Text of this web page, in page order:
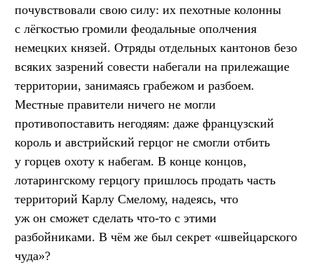
почувствовали свою силу: их пехотные колонны
с лёгкостью громили феодальные ополчения
немецких князей. Отряды отдельных кантонов безо
всяких зазрений совести набегали на прилежащие
территории, занимаясь грабежом и разбоем.
Местные правители ничего не могли
противопоставить негодяям: даже французский
король и австрийский герцог не смогли отбить
у горцев охоту к набегам. В конце концов,
лотарингскому герцогу пришлось продать часть
территорий Карлу Смелому, надеясь, что
уж он сможет сделать что-то с этими
разбойниками. В чём же был секрет «швейцарского
чуда»?